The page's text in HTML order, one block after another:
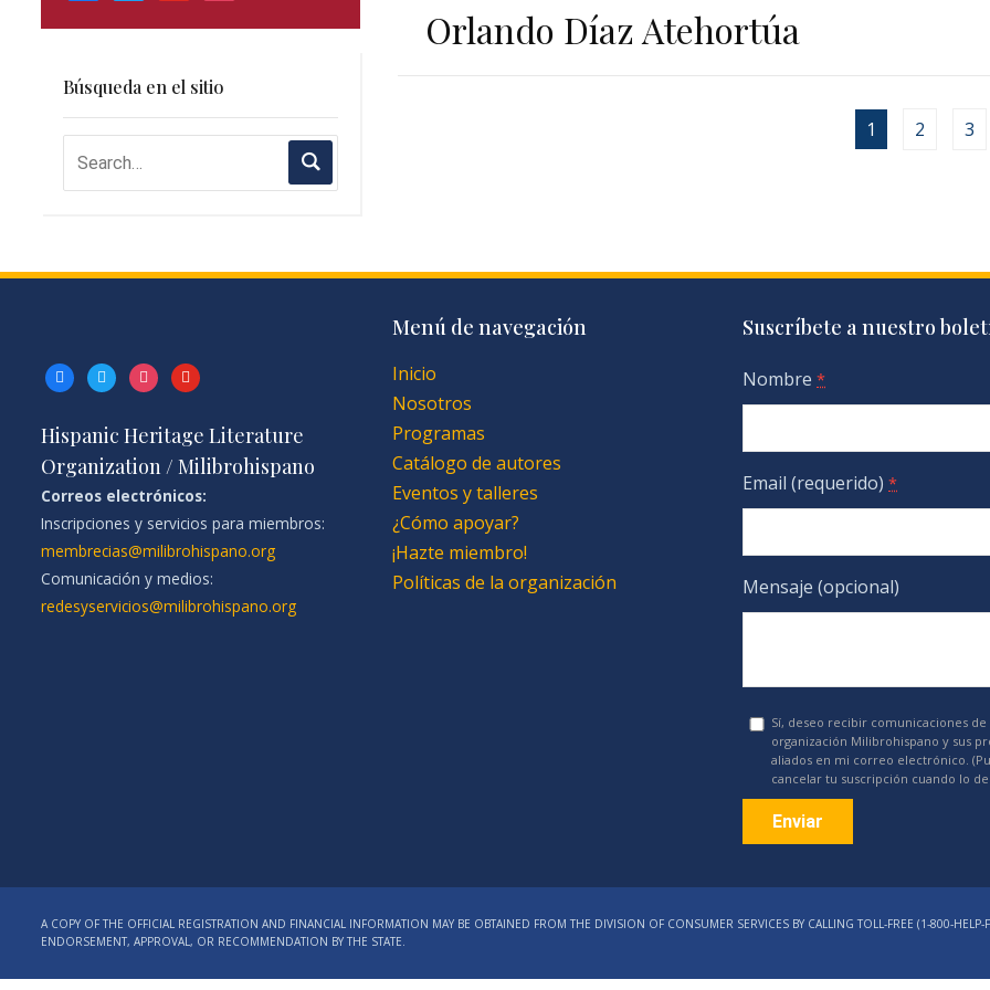
Búsqueda en el sitio
Orlando Díaz Atehortúa
1 2 3
facebooktwitterinstagramyoutube
Hispanic Heritage Literature
Organization / Milibrohispano
Correos electrónicos:
Inscripciones y servicios para miembros:
membrecias@milibrohispano.org
Comunicación y medios:
redesyservicios@milibrohispano.org
Menú de navegación
Inicio
Nosotros
Programas
Catálogo de autores
Eventos y talleres
¿Cómo apoyar?
¡Hazte miembro!
Políticas de la organización
Suscríbete a nuestro
Nombre *
Email (requerido) *
Mensaje (opcional)
Sí, deseo recibir comunicaciones de
organización Milibrohispano y sus
aliados en mi correo electrónico.
cancelar tu suscripción cuando lo
Use.
leave
A COPY OF THE OFFICIAL REGISTRATION AND FINANCIAL INFORMATION MAY BE OBTAINED FROM THE DIVISION OF CONSUMER SERVICES BY CALLING TOLL-FREE
ENDORSEMENT, APPROVAL, OR RECOMMENDATION BY THE STATE.